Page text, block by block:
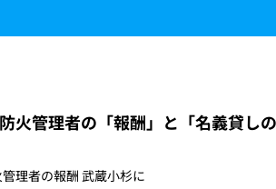
火管理者の「報酬」と「名義貸し
理者の報酬 武蔵小杉に